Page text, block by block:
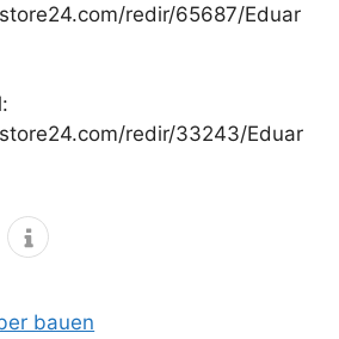
redir/65687/Eduar
redir/33243/Eduar
bauen